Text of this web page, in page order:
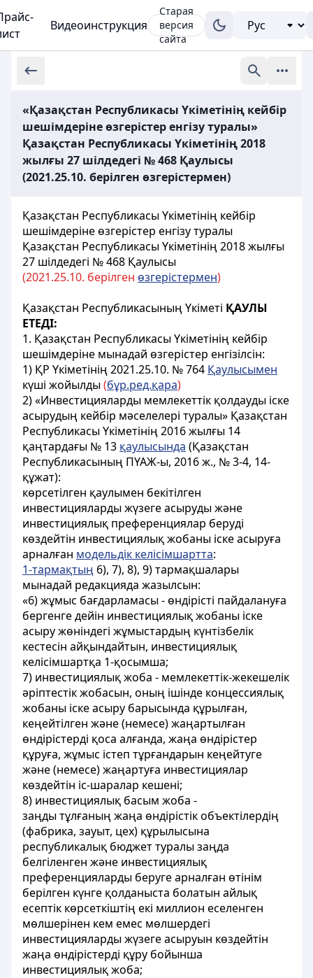
Видеоинструкция
Старая
версия
сайта
«Қазақстан Республикасы Үкіметінің кейбір
шешімдеріне өзгерістер енгізу туралы»
Қазақстан Республикасы Үкіметінің 2018
жылғы 27 шілдедегі № 468 Қаулысы
(2021.25.10. берілген өзгерістермен)
Қазақстан Республикасы Үкіметінің кейбір
шешімдеріне өзгерістер енгізу туралы
Қазақстан Республикасы Үкіметінің 2018 жылғы
27 шілдедегі № 468 Қаулысы
(2021.25.10. берілген өзгерістермен)
Қазақстан Республикасының Үкіметі ҚАУЛЫ
ЕТЕДІ:
1. Қазақстан Республикасы Үкiметiнiң кейбiр
шешiмдерiне мынадай өзгерiстер енгiзiлсiн:
1) ҚР Үкіметінің 2021.25.10. № 764 Қаулысымен
күші жойылды(бұр.ред.қара)
2) «Инвестицияларды мемлекеттік қолдауды іске
асырудың кейбір мәселелері туралы» Қазақстан
Республикасы Үкіметінің 2016 жылғы 14
қаңтардағы № 13 қаулысында (Қазақстан
Республикасының ПҮАЖ-ы, 2016 ж., № 3-4, 14-
құжат):
көрсетілген қаулымен бекітілген
инвестицияларды жүзеге асыруды және
инвестициялық преференциялар беруді
көздейтін инвестициялық жобаны іске асыруға
арналған модельдік келісімшартта:
1-тармақтың 6), 7), 8), 9) тармақшалары
мынадай редакцияда жазылсын:
«6) жұмыс бағдарламасы - өндiрiсті пайдалануға
бергенге дейiн инвестициялық жобаны iске
асыру жөнiндегi жұмыстардың күнтiзбелiк
кестесiн айқындайтын, инвестициялық
келiсiмшартқа 1-қосымша;
7) инвестициялық жоба - мемлекеттік-жекешелік
әріптестік жобасын, оның ішінде концессиялық
жобаны іске асыру барысында құрылған,
кеңейтілген және (немесе) жаңартылған
өндірістерді қоса алғанда, жаңа өндiрiстер
құруға, жұмыс iстеп тұрғандарын кеңейтуге
және (немесе) жаңартуға инвестициялар
көздейтiн iс-шаралар кешенi;
8) инвестициялық басым жоба -
заңды тұлғаның жаңа өндірістік объектілердің
(фабрика, зауыт, цех) құрылысына
республикалық бюджет туралы заңда
белгіленген және инвестициялық
преференцияларды беруге арналған өтінім
берілген күнге қолданыста болатын айлық
есептік көрсеткіштің екі миллион еселенген
мөлшерінен кем емес мөлшердегі
инвестицияларды жүзеге асыруын көздейтін
жаңа өндірістерді құру бойынша
инвестициялық жоба;